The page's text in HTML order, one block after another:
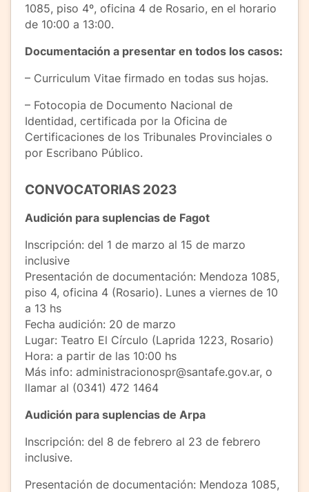
1085, piso 4º, oficina 4 de Rosario, en el horario
de 10:00 a 13:00.
Documentación a presentar en todos los casos:
– Curriculum Vitae firmado en todas sus hojas.
– Fotocopia de Documento Nacional de
Identidad, certificada por la Oficina de
Certificaciones de los Tribunales Provinciales o
por Escribano Público.
CONVOCATORIAS 2023
Audición para suplencias de Fagot
Inscripción: del 1 de marzo al 15 de marzo
inclusive
Presentación de documentación: Mendoza 1085,
piso 4, oficina 4 (Rosario). Lunes a viernes de 10
a 13 hs
Fecha audición: 20 de marzo
Lugar: Teatro El Círculo (Laprida 1223, Rosario)
Hora: a partir de las 10:00 hs
Más info: administracionospr@santafe.gov.ar, o
llamar al (0341) 472 1464
Audición para suplencias de Arpa
Inscripción: del 8 de febrero al 23 de febrero
inclusive.
Presentación de documentación: Mendoza 1085,